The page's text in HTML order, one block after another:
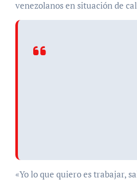
venezolanos en situación de
«Yo lo que quiero es trabajar,